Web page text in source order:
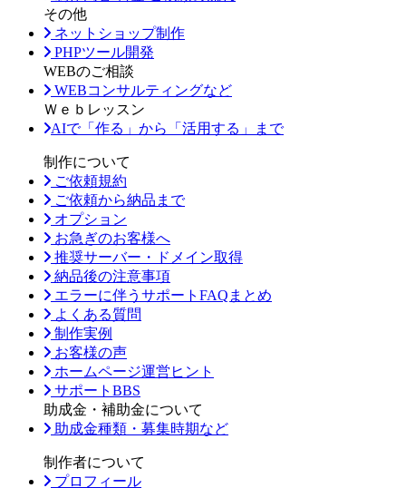
その他
ネットショップ制作
PHPツール開発
WEBのご相談
WEBコンサルティングなど
Ｗｅｂレッスン
AIで「作る」から「活用する」まで
制作について
ご依頼規約
ご依頼から納品まで
オプション
お急ぎのお客様へ
推奨サーバー・ドメイン取得
納品後の注意事項
エラーに伴うサポートFAQまとめ
よくある質問
制作実例
お客様の声
ホームページ運営ヒント
サポートBBS
助成金・補助金について
助成金種類・募集時期など
制作者について
プロフィール